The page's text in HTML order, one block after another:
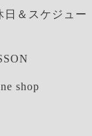
日＆スケジュー
shop